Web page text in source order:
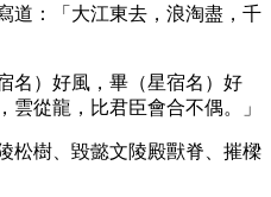
道：「大江東去，浪淘盡，千
名）好風，畢（星宿名）好
雲從龍，比君臣會合不偶。」
松樹、毀懿文陵殿獸脊、摧樑